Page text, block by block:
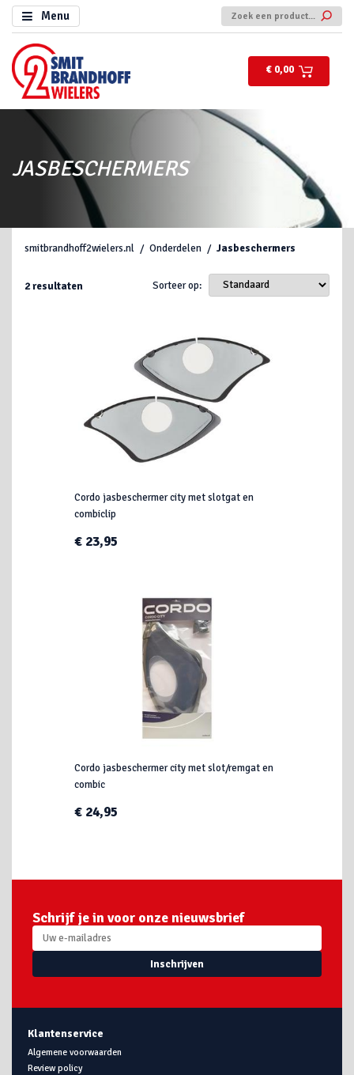
Menu
€ 0,00
JASBESCHERMERS
smitbrandhoff2wielers.nl Onderdelen Jasbeschermers
2resultaten Sorteer op:
Cordo jasbeschermer city met slotgat en
combiclip
€ 23,95
Cordo jasbeschermer city met slot/remgat en
combic
€ 24,95
Schrijf je in voor onze nieuwsbrief
Inschrijven
Klantenservice
Algemene voorwaarden
Review policy